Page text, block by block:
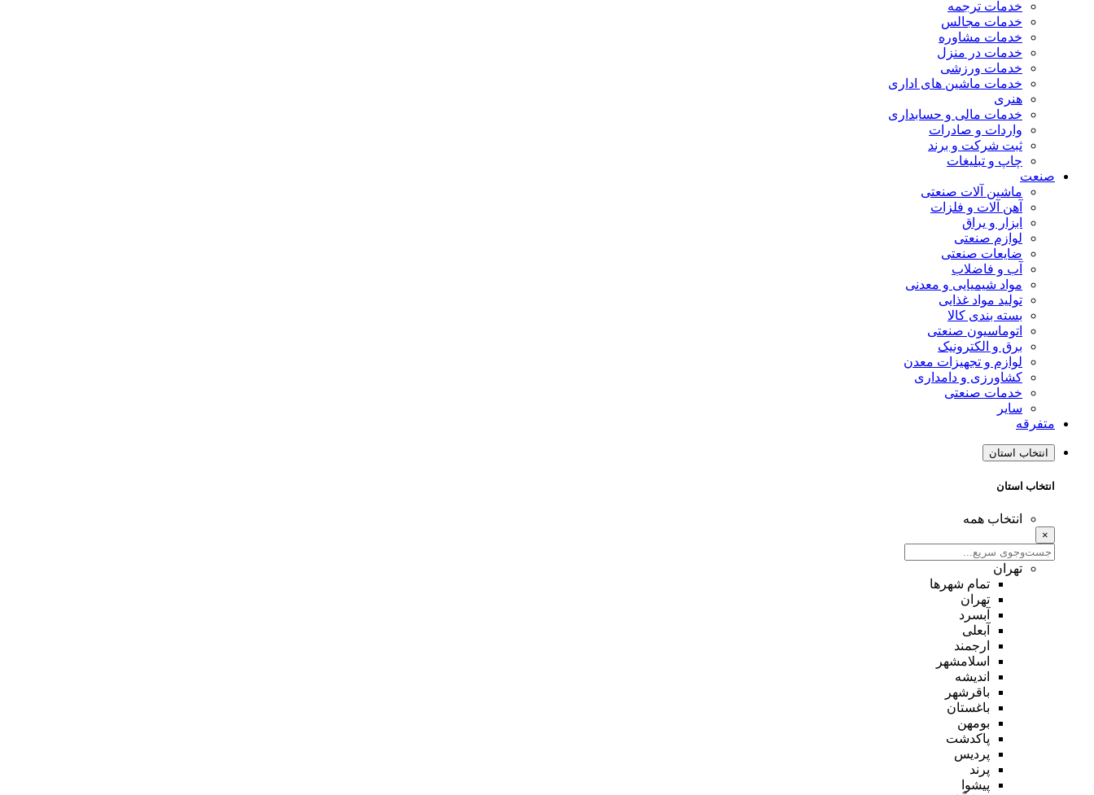
خدمات ترجمه
خدمات مجالس
خدمات مشاوره
خدمات در منزل
خدمات ورزشی
خدمات ماشین های اداری
هنری
خدمات مالی و حسابداری
واردات و صادرات
ثبت شرکت و برند
چاپ و تبلیغات
صنعت
ماشین آلات صنعتی
آهن آلات و فلزات
ابزار و یراق
لوازم صنعتی
ضایعات صنعتی
آب و فاضلاب
مواد شیمیایی و معدنی
تولید مواد غذایی
بسته بندی کالا
اتوماسیون صنعتی
برق و الکترونیک
لوازم و تجهیزات معدن
کشاورزی و دامداری
خدمات صنعتی
سایر
متفرقه
انتخاب استان
انتخاب استان
انتخاب همه
×
تهران
تمام شهر‌ها
تهران
آبسرد
آبعلی
ارجمند
اسلامشهر
اندیشه
باقرشهر
باغستان
بومهن
پاکدشت
پردیس
پرند
پیشوا